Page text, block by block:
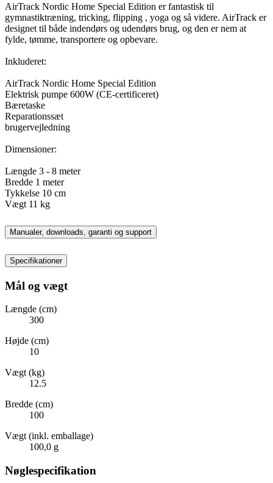
AirTrack Nordic Home Special Edition er fantastisk til
gymnastiktræning, tricking, flipping , yoga og så videre. AirTrack er
designet til både indendørs og udendørs brug, og den er nem at
fylde, tømme, transportere og opbevare.
Inkluderet:
AirTrack Nordic Home Special Edition
Elektrisk pumpe 600W (CE-certificeret)
Bæretaske
Reparationssæt
brugervejledning
Dimensioner:
Længde 3 - 8 meter
Bredde 1 meter
Tykkelse 10 cm
Vægt 11 kg
Manualer, downloads, garanti og support
Specifikationer
Mål og vægt
Længde (cm)
300
Højde (cm)
10
Vægt (kg)
12.5
Bredde (cm)
100
Vægt (inkl. emballage)
100,0 g
Nøglespecifikation